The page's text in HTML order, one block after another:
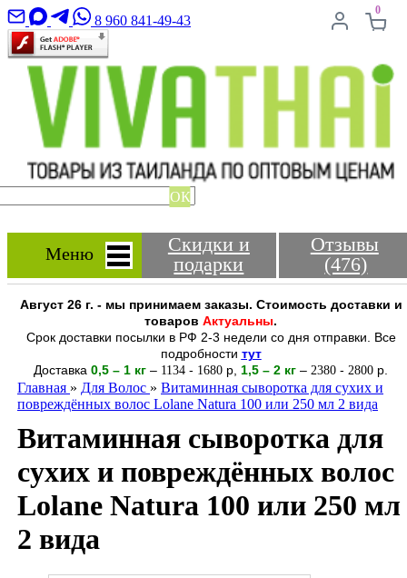
8 960 841-49-43
0
ОК
Меню
Скидки и
подарки
Отзывы
(476)
Август 26 г. - мы принимаем заказы. Стоимость доставки и
товаров Актуальны.
Срок доставки посылки в РФ 2-3 недели со дня отправки. Все
подробности тут
Доставка 0,5 – 1 кг – 1134 - 1680 р 1,5 – 2 кг – 2380 - 2800 р.
Главная » Для Волос » Витаминная сыворотка для сухих и
повреждённых волос Lolane Natura 100 или 250 мл 2 вида
Витаминная сыворотка для
сухих и повреждённых волос
Lolane Natura 100 или 250 мл
2 вида